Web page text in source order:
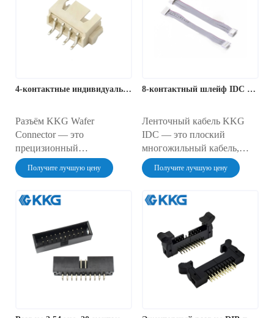
4-контактные индивидуальные разъемы для пластин
Разъём KKG Wafer
Connector — это
прецизионный
межкомпонентный
соединитель,
электрического соединения
пластин и печатных плат в
высокоплотных
приложениях. Он идеально
подходит для мобильных
устройств, автомобильной
Получите лучшую цену
8-контактный шлейф IDC 1,25 мм
Ленточный кабель KKG
IDC — это плоский
многожильный кабель,
предназначенный для
быстрого соединения без
со смещением изоляции.
Он идеально подходит для
объединительных плат
компьютеров и цифровых
схем, обеспечивая
эффективное и
организованное решение
Получите лучшую цену